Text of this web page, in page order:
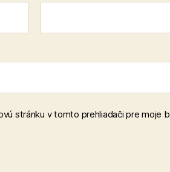
stránku v tomto prehliadači pre moje